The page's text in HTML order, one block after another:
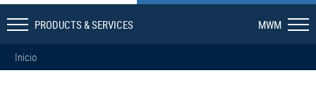
PRODUCTS & SERVICES MWM
Inicio